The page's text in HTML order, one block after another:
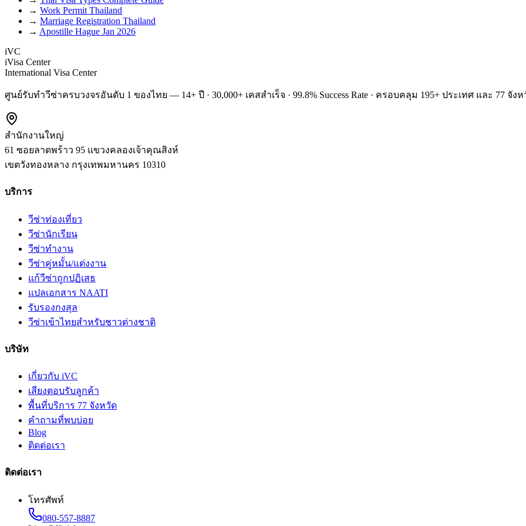
→ Work Permit Thailand
→ Marriage Registration Thailand
→ Apostille Hague Jan 2026
iVC
iVisa Center
International Visa Center
ศูนย์รับทำวีซ่าครบวงจรอันดับ 1 ของไทย — 14+ ปี · 30,000+ เคสสำเร็จ · 99.8% Success Rate · ครอบคลุม 195+ ประเทศ และ 77 จัง
สำนักงานใหญ่
61 ซอยลาดพร้าว 95 แขวงคลองเจ้าคุณสิงห์
เขตวังทองหลาง กรุงเทพมหานคร 10310
บริการ
วีซ่าท่องเที่ยว
วีซ่านักเรียน
วีซ่าทำงาน
วีซ่าคู่หมั้น/แต่งงาน
แก้วีซ่าถูกปฏิเสธ
แปลเอกสาร NAATI
รับรองกงสุล
วีซ่าเข้าไทยสำหรับชาวต่างชาติ
บริษัท
เกี่ยวกับ iVC
เสียงตอบรับลูกค้า
พื้นที่บริการ 77 จังหวัด
คำถามที่พบบ่อย
Blog
ติดต่อเรา
ติดต่อเรา
โทรศัพท์
080-557-8887